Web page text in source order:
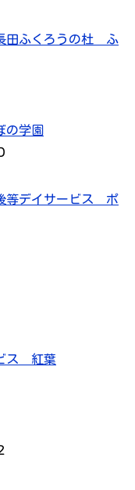
田ふくろうの杜 ふ
の学園
等デイサービス ポ
ス 紅葉